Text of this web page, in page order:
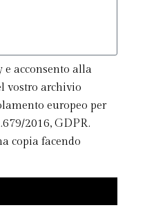
acconsento alla
vostro archivio
europeo per
2016, GDPR.
copia facendo